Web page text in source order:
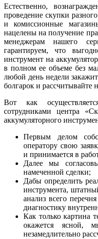
Естественно,
проведение скупки
и комиссионные
нацелены на получение
менеджерам нашего
гарантируем, что
инструмент на
в полном ее объеме без
любой день недели
болгарок и рассчитывайте
Вот как
сотрудниками центра
аккумуляторного
Первым делом
оператору свою
и принимается в
Далее мы
намеченной сделки;
Дабы определить
инструмента,
анализ всего
диагностику
Как только картина
окажется ясной,
незамедлительно